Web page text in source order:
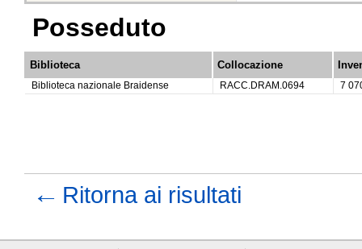
Posseduto
Biblioteca Collocazione
Biblioteca nazionale Braidense RACC.DRAM.0694 7
← Ritorna ai risultati